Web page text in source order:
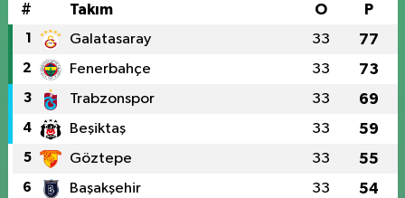
# Takım O P
1 Galatasaray 33 77
2 Fenerbahçe 33 73
3 Trabzonspor 33 69
4 Beşiktaş 33 59
5 Göztepe 33 55
6 Başakşehir 33 54